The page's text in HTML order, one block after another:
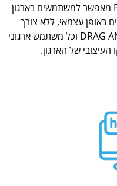
ה- Designer של מערכת PB Digital מאפשר למשתמשים בארגון
באופן עצמאי, ללא צורך
בפיתוח. המערכת עובדת ב DRAG AND DROP וכל משתמש ארגוני
של הארגון.